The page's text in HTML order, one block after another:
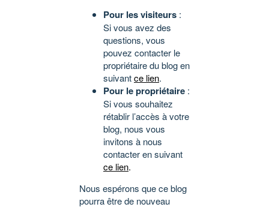
Pour les visiteurs :
Si vous avez des
questions, vous
pouvez contacter le
propriétaire du blog en
suivantce lien.
Pour le propriétaire :
Si vous souhaitez
rétablir l’accès à votre
blog, nous vous
invitons à nous
contacter en suivant
ce lien.
Nous espérons que ce blog
pourra être de nouveau